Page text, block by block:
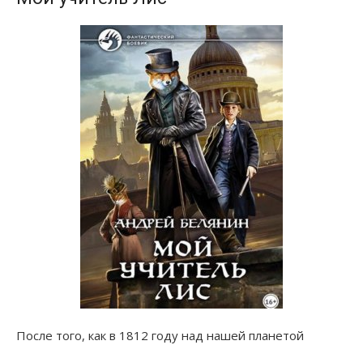
После того, как в 1812 году над нашей планетой